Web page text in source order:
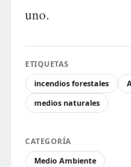
uno.
ETIQUETAS
incendios forestales
medios naturales
CATEGORÍA
Medio Ambiente